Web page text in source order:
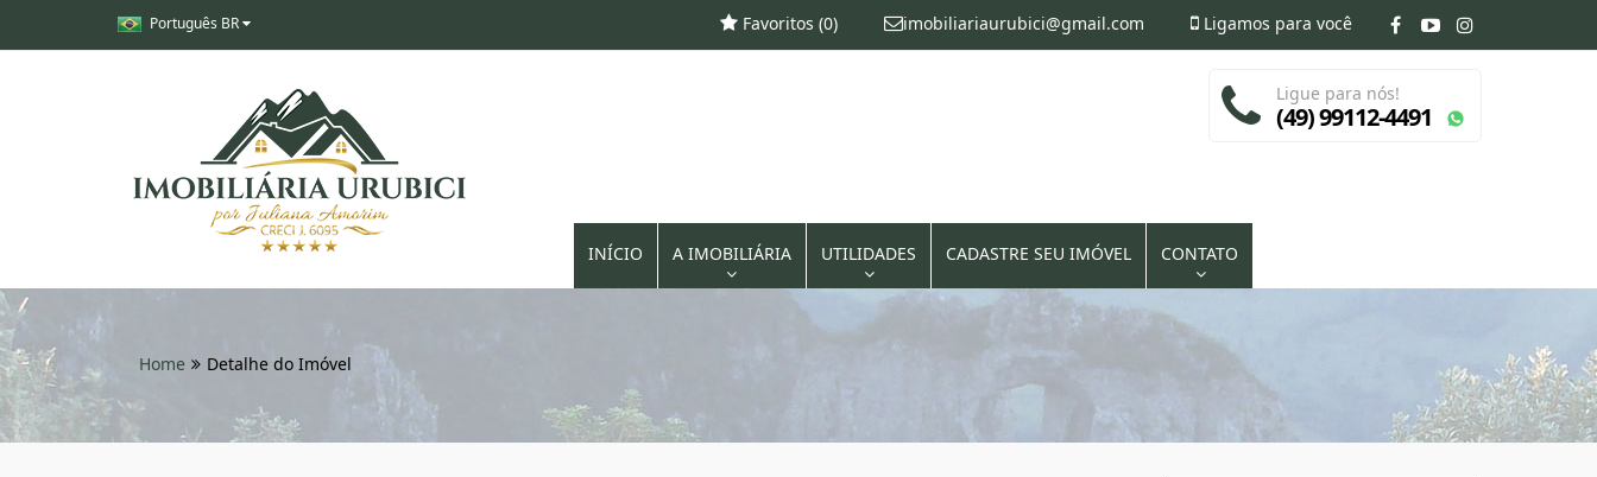
Português BR Ligamos para você
imobiliariaurubici@gmail.com
Favoritos (0)
INÍCIO A IMOBILIÁRIA UTILIDADES CADASTRE SEU IMÓVEL CONTATO
Ligue para nós!
(49) 99112-4491
Home Detalhe do Imóvel